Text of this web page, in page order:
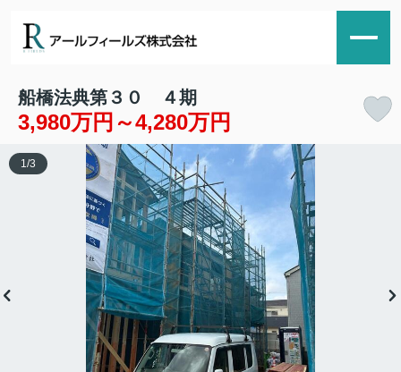
船橋法典第３０ ４期
3,980万円～4,280万円
1 /3